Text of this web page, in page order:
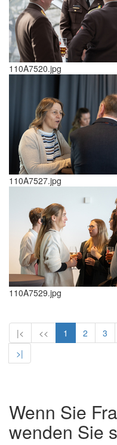
110A7520.jpg
110A7527.jpg
110A7529.jpg
|< << 1 2 3
>|
Wenn Sie
wenden Sie